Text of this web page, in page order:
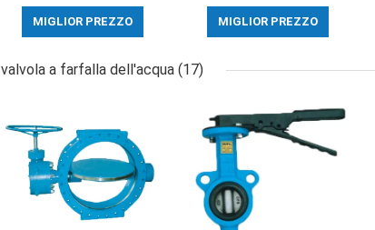
flangiato valvola di globo
DN100 faccia a faccia
MIGLIOR PREZZO
della valvola di globo
della valvola di globo
MIGLIOR PREZZO
valvola a farfalla dell'acqua (17)